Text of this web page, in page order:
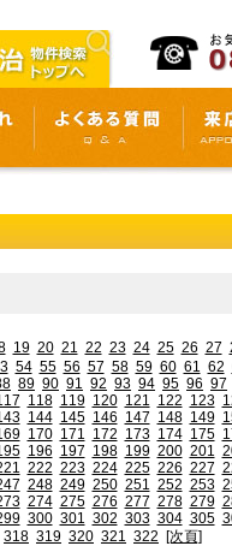
19 20 21 22 23 24 25 26 27
54 55 56 57 58 59 60 61 62
89 90 91 92 93 94 95 96 97
118 119 120 121 122 123
144 145 146 147 148 149
170 171 172 173 174 175
196 197 198 199 200 201
222 223 224 225 226 227
248 249 250 251 252 253
274 275 276 277 278 279
300 301 302 303 304 305
318 319 320 321 322 [次頁]